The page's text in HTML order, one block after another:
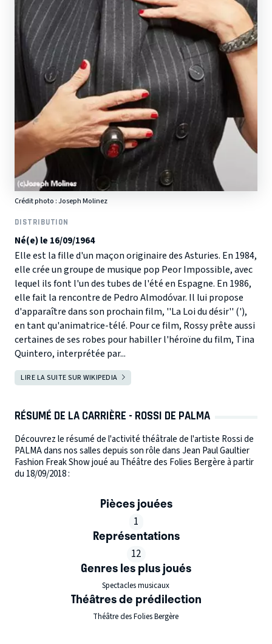
Crédit photo : Joseph Molinez
DISTRIBUTION
Né(e) le 16/09/1964
Elle est la fille d'un maçon originaire des Asturies. En 1984,
elle crée un groupe de musique pop Peor Impossible, avec
lequel ils font l'un des tubes de l'été en Espagne. En 1986,
elle fait la rencontre de Pedro Almodóvar. Il lui propose
d'apparaître dans son prochain film, ''La Loi du désir'' ('),
en tant qu'animatrice-télé. Pour ce film, Rossy prête aussi
certaines de ses robes pour habiller l'héroïne du film, Tina
Quintero, interprétée par...
LIRE LA SUITE SUR WIKIPEDIA
RÉSUMÉ DE LA CARRIÈRE - ROSSI DE PALMA
Découvrez le résumé de l'activité théâtrale de l'artiste Rossi de
PALMA dans nos salles depuis son rôle dans Jean Paul Gaultier
Fashion Freak Show joué au Théâtre des Folies Bergère à partir
du 18/09/2018 :
Pièces jouées
1
Représentations
12
Genres les plus joués
Spectacles musicaux
Théâtres de prédilection
Théâtre des Folies Bergère